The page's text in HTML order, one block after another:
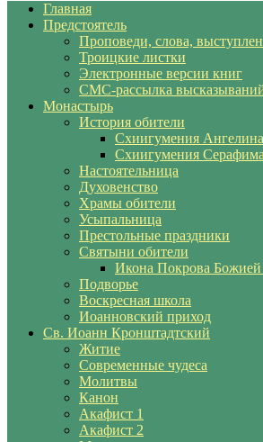
Главная
Предстоятель
Проповеди, слова,
Троицкие листки
Электронные версии книг
СМС-рассылка
Монастырь
История обители
Схиигумения Ангелина
Схиигумения
Настоятельница
Духовенство
Храмы обители
Усыпальница
Престольные праздники
Святыни обители
Икона Покрова
Подворье
Воскресная школа
Иоанновский приход
Св. Иоанн Кронштадтский
Житие
Современные чудеса
Молитвы
Канон
Акафист 1
Акафист 2